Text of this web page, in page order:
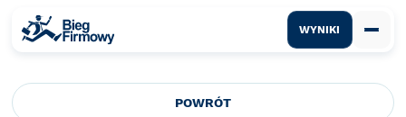
WYNIKI
POWRÓT